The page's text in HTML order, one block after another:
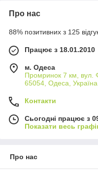
Про нас
88% позитивних з 125
Працює з 18.01.2010
м. Одеса
Промринок 7 км, вул.
65054, Одеса, Україна
Контакти
Сьогодні працює з
Показати весь
Про нас